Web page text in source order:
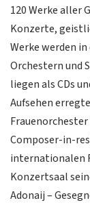
120 Werke aller
Konzerte,
Werke werden
Orchestern und
liegen als CDs
Aufsehen
Composer-in-
internationalen
Konzertsaal
Adonaij –